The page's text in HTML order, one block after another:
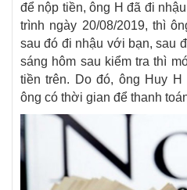
để nộp tiền, ông H đã đi
trình ngày 20/08/2019, thì
sau đó đi nhậu với bạn, sau
sáng hôm sau kiểm tra thì
tiền trên. Do đó, ông Huy
ông có thời gian để thanh